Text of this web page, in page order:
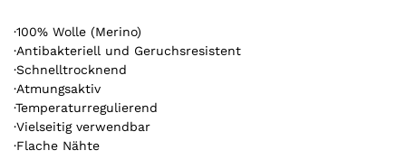
r
t
i
k
e
l
.
·100% Wolle (Merino)
·Antibakteriell und Geruchsresistent
·Schnelltrocknend
·Atmungsaktiv
·Temperaturregulierend
·Vielseitig verwendbar
·Flache Nähte